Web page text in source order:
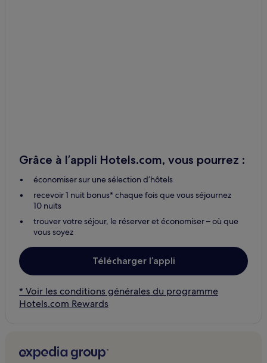
Grâce à l’appli Hotels.com, vous pourrez :
économiser sur une sélection d’hôtels
recevoir 1 nuit bonus* chaque fois que vous séjournez
10 nuits
trouver votre séjour, le réserver et économiser – où que
vous soyez
Télécharger l’appli
* Voir les conditions générales du programme
Hotels.com Rewards